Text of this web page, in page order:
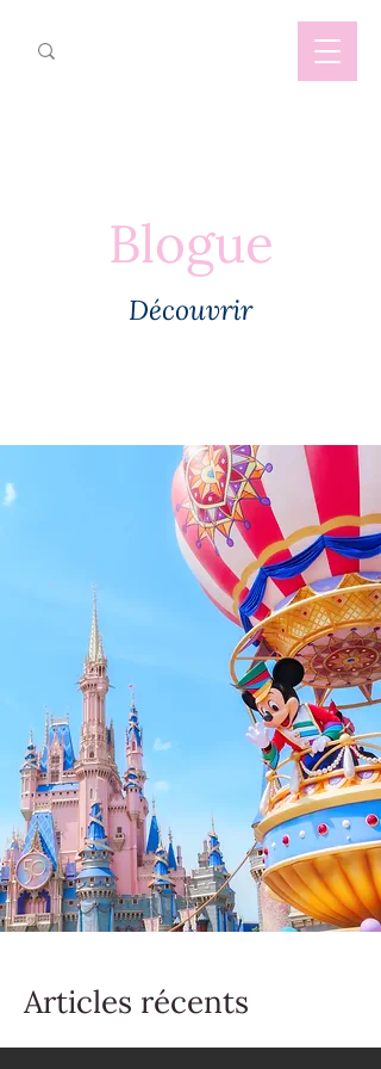
Blogue
Découvrir
Articles récents